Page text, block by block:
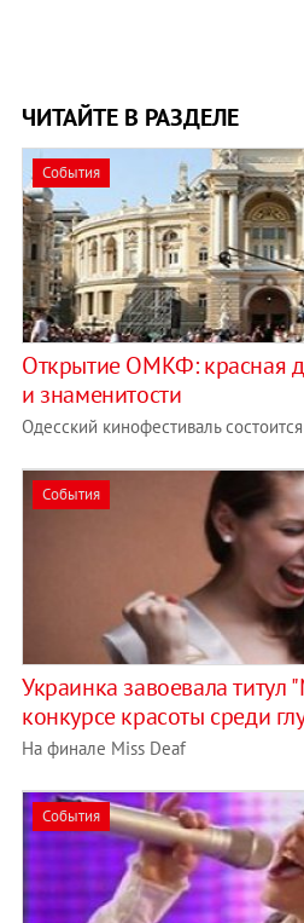
ЧИТАЙТЕ В РАЗДЕЛЕ
События
Открытие ОМКФ: красная
и знаменитости
Одесский кинофестиваль
События
Украинка завоевала титул
конкурсе красоты среди
На финале Miss Deaf
События